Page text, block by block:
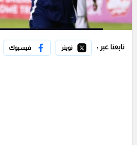
تابعنا عبر : تويتر فيسبوك